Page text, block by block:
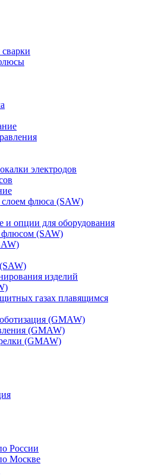
электродов
слоем флюса (SAW)
и опции для оборудования
флюсом (SAW)
изделий
газах плавящимся
(GMAW)
(GMAW)
(GMAW)
России
Москве